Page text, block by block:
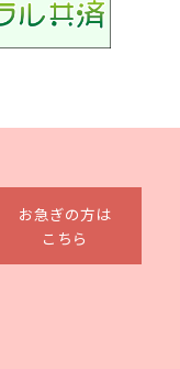
お急ぎの方は
こちら